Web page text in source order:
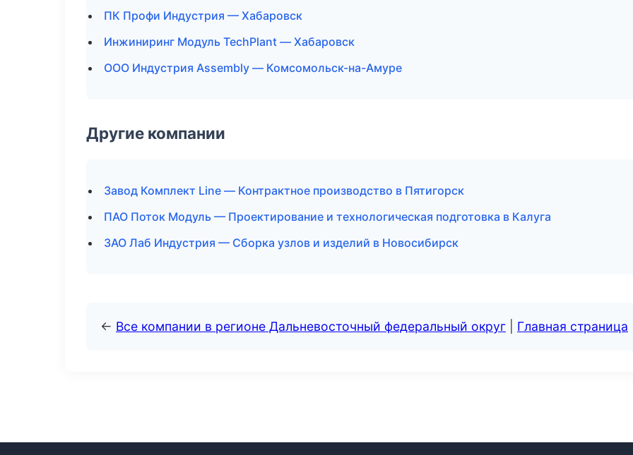
ПК Профи Индустрия — Хабаровск
Инжиниринг Модуль TechPlant — Хабаровск
ООО Индустрия Assembly — Комсомольск-на-Амуре
Другие компании
Завод Комплект Line — Контрактное производство в Пятигорск
ПАО Поток Модуль — Проектирование и технологическая подготовка в Калуга
ЗАО Лаб Индустрия — Сборка узлов и изделий в Новосибирск
← Все компании в регионе Дальневосточный федеральный округ Главная страница